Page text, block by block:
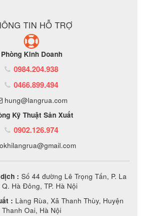
TIN HỖ TRỢ
Phòng Kinh Doanh
0984.204.938
0466.899.494
hung@langrua.com
Kỹ Thuật Sản Xuất
0902.126.974
: Số 44 đường Lê Trọng Tấn, P. La
Q. Hà Đông, TP. Hà Nội
: Làng Rùa, Xã Thanh Thùy, Huyện
Thanh Oai, Hà Nội